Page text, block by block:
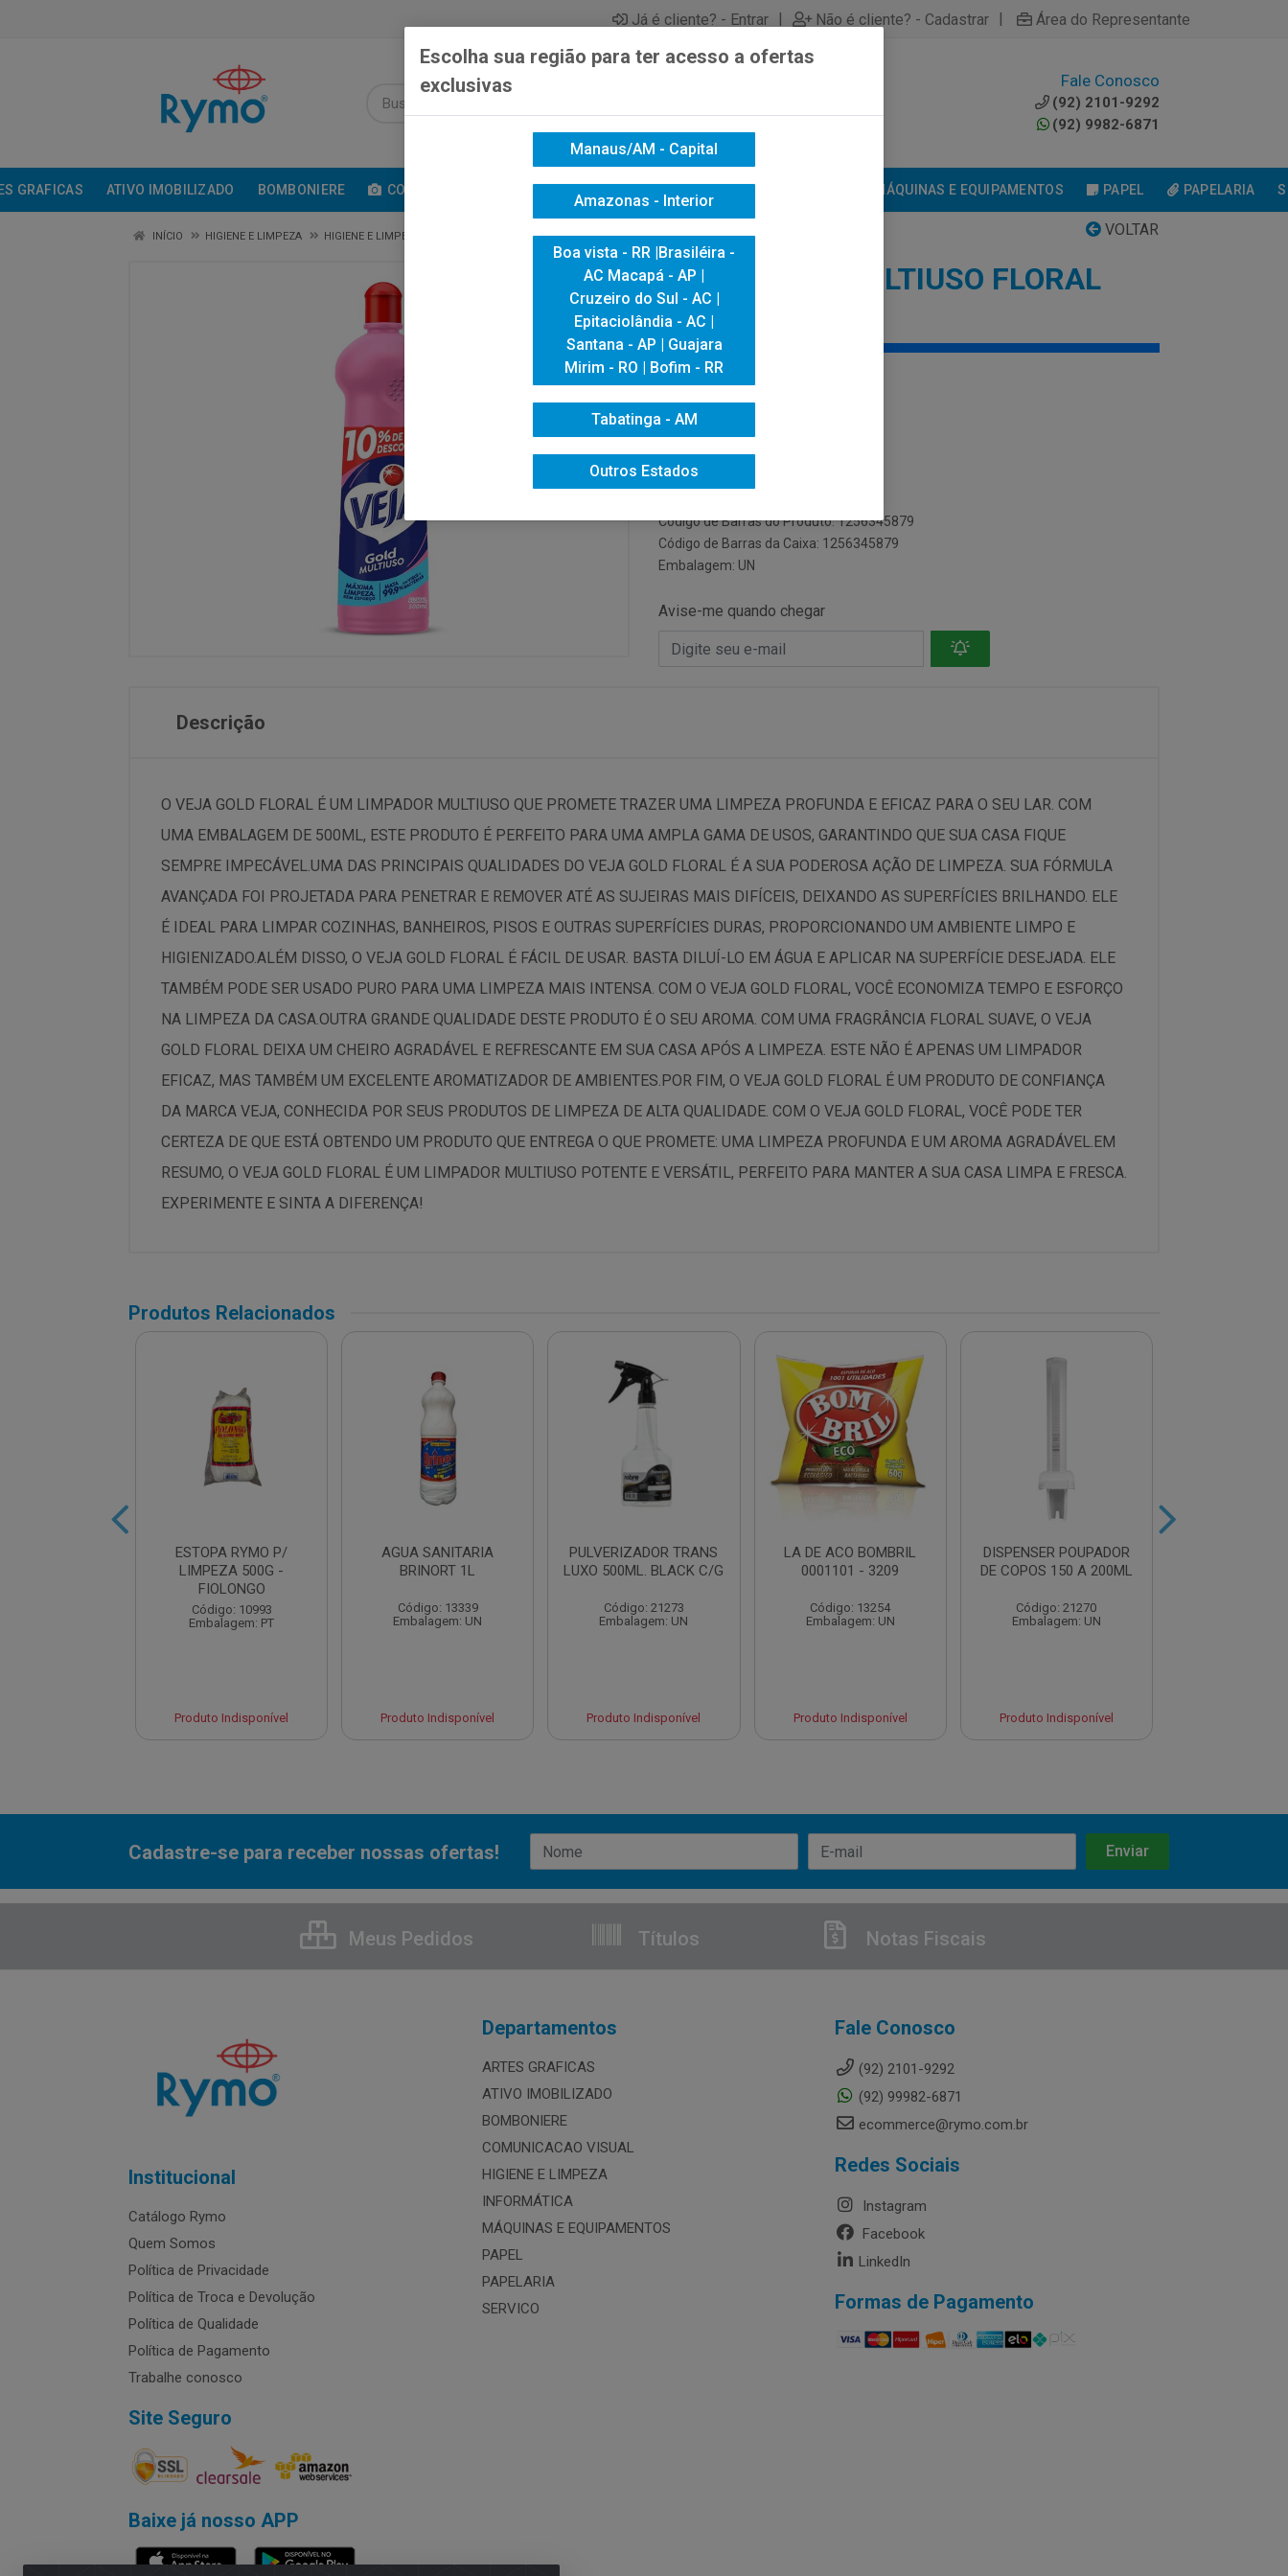
Já é cliente? - Entrar | Não é cliente? - Cadastrar | Área do Representante
Fale Conosco
(92) 2101-9292
(92) 9982-6871
GRAFICAS ATIVO IMOBILIZADO BOMBONIERE COMUNICACAO VISUAL INFORMÁTICA MÁQUINAS E EQUIPAMENTOS PAPEL PAPELARIA
VOLTAR
INÍCIO HIGIENE E LIMPEZA HIGIENE E LIMPEZA LIMPA VEJA MULTIUSO FLORAL 500ML
LIMPA VEJA MULTIUSO FLORAL
500ML
Produto Esgotado
Código do Fabricante: 26242
Código: 13232
Código de Barras do Produto: 1256345879
Código de Barras da Caixa: 1256345879
Embalagem: UN
Avise-me quando chegar
Descrição
O VEJA GOLD FLORAL É UM LIMPADOR MULTIUSO QUE PROMETE TRAZER UMA LIMPEZA PROFUNDA E EFICAZ PARA O SEU LAR. COM
UMA EMBALAGEM DE 500ML, ESTE PRODUTO É PERFEITO PARA UMA AMPLA GAMA DE USOS, GARANTINDO QUE SUA CASA FIQUE
SEMPRE IMPECÁVEL.UMA DAS PRINCIPAIS QUALIDADES DO VEJA GOLD FLORAL É A SUA PODEROSA AÇÃO DE LIMPEZA. SUA FÓRMULA
AVANÇADA FOI PROJETADA PARA PENETRAR E REMOVER ATÉ AS SUJEIRAS MAIS DIFÍCEIS, DEIXANDO AS SUPERFÍCIES BRILHANDO. ELE
É IDEAL PARA LIMPAR COZINHAS, BANHEIROS, PISOS E OUTRAS SUPERFÍCIES DURAS, PROPORCIONANDO UM AMBIENTE LIMPO E
HIGIENIZADO.ALÉM DISSO, O VEJA GOLD FLORAL É FÁCIL DE USAR. BASTA DILUÍ-LO EM ÁGUA E APLICAR NA SUPERFÍCIE DESEJADA. ELE
TAMBÉM PODE SER USADO PURO PARA UMA LIMPEZA MAIS INTENSA. COM O VEJA GOLD FLORAL, VOCÊ ECONOMIZA TEMPO E ESFORÇO
NA LIMPEZA DA CASA.OUTRA GRANDE QUALIDADE DESTE PRODUTO É O SEU AROMA. COM UMA FRAGRÂNCIA FLORAL SUAVE, O VEJA
GOLD FLORAL DEIXA UM CHEIRO AGRADÁVEL E REFRESCANTE EM SUA CASA APÓS A LIMPEZA. ESTE NÃO É APENAS UM LIMPADOR
EFICAZ, MAS TAMBÉM UM EXCELENTE AROMATIZADOR DE AMBIENTES.POR FIM, O VEJA GOLD FLORAL É UM PRODUTO DE CONFIANÇA
DA MARCA VEJA, CONHECIDA POR SEUS PRODUTOS DE LIMPEZA DE ALTA QUALIDADE. COM O VEJA GOLD FLORAL, VOCÊ PODE TER
CERTEZA DE QUE ESTÁ OBTENDO UM PRODUTO QUE ENTREGA O QUE PROMETE: UMA LIMPEZA PROFUNDA E UM AROMA AGRADÁVEL.EM
RESUMO, O VEJA GOLD FLORAL É UM LIMPADOR MULTIUSO POTENTE E VERSÁTIL, PERFEITO PARA MANTER A SUA CASA LIMPA E FRESCA.
EXPERIMENTE E SINTA A DIFERENÇA!
Produtos Relacionados
ESTOPA RYMO P/
LIMPEZA 500G -
FIOLONGO
Código: 10993
Embalagem: PT
Produto Indisponível
AGUA SANITARIA
BRINORT 1L
Código: 13339
Embalagem: UN
Produto Indisponível
PULVERIZADOR TRANS
LUXO 500ML. BLACK C/G
Código: 21273
Embalagem: UN
Produto Indisponível
LA DE ACO BOMBRIL
0001101 - 3209
Código: 13254
Embalagem: UN
Produto Indisponível
DISPENSER POUPADOR
DE COPOS 150 A 200ML
Código: 21270
Embalagem: UN
Produto Indisponível
Cadastre-se para receber nossas ofertas!
Meus Pedidos Títulos Notas Fiscais
Institucional
Catálogo Rymo
Quem Somos
Política de Privacidade
Política de Troca e Devolução
Política de Qualidade
Política de Pagamento
Trabalhe conosco
Site Seguro
Baixe já nosso APP
Departamentos
ARTES GRAFICAS
ATIVO IMOBILIZADO
BOMBONIERE
COMUNICACAO VISUAL
HIGIENE E LIMPEZA
INFORMÁTICA
MÁQUINAS E EQUIPAMENTOS
PAPEL
PAPELARIA
SERVICO
Fale Conosco
(92) 2101-9292
(92) 99982-6871
ecommerce@rymo.com.br
Redes Sociais
Instagram
Facebook
LinkedIn
Formas de Pagamento
Escolha sua região para ter acesso a ofertas
exclusivas
Manaus/AM - Capital
Amazonas - Interior
Boa vista - RR |Brasiléira -
AC Macapá - AP |
Cruzeiro do Sul - AC |
Epitaciolândia - AC |
Santana - AP | Guajara
Mirim - RO | Bofim - RR
Tabatinga - AM
Outros Estados